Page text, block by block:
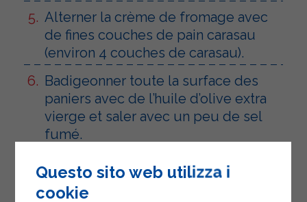
Alterner la crème de fromage avec
de fines couches de pain carasau
(environ 4 couches de carasau).
Badigeonner toute la surface des
paniers avec de l’huile d’olive extra
vierge et saler avec un peu de sel
fumé.
Enfourner et cuire pendant
maximum 12 minutes en veillant à ce
qu’ils ne dorent pas trop.
Questo sito web utilizza i
cookie